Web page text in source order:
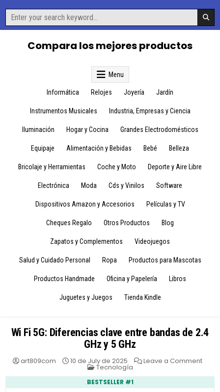
content
Search
for:
Compara los mejores productos
Menu
Informática Relojes Joyería Jardín
Instrumentos Musicales Industria, Empresas y Ciencia
Iluminación Hogar y Cocina Grandes Electrodomésticos
Equipaje Alimentación y Bebidas Bebé Belleza
Bricolaje y Herramientas Coche y Moto Deporte y Aire Libre
Electrónica Moda Cds y Vinilos Software
Dispositivos Amazon y Accesorios Películas y TV
Cheques Regalo Otros Productos Blog
Zapatos y Complementos Videojuegos
Salud y Cuidado Personal Ropa Productos para Mascotas
Productos Handmade Oficina y Papelería Libros
Juguetes y Juegos Tienda Kindle
Wi Fi 5G: Diferencias clave entre bandas de 2.4
GHz y 5 GHz
art809com 10 de July de 2025 Leave a Commenton
5G:
Posted
Tecnología
BESTSELLER #1